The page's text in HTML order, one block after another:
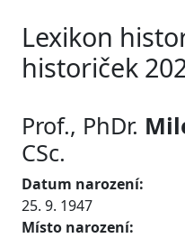
Lexikon
historiček
Prof., PhDr.
CSc.
Datum narození:
25. 9. 1947
Místo narození: